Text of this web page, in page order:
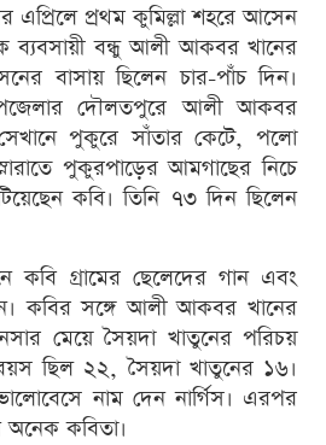
এপ্রিলে প্রথম কুমিল্লা শহরে আসেন
বন্ধু আলী আকবর খানের
বাসায় ছিলেন চার-পাঁচ দিন।
দৌলতপুরে আলী আকবর
পুকুরে সাঁতার কেটে, পলো
পুকুরপাড়ের আমগাছের নিচে
কবি। তিনি ৭৩ দিন ছিলেন
কবি গ্রামের ছেলেদের গান এবং
কবির সঙ্গে আলী আকবর খানের
মেয়ে সৈয়দা খাতুনের পরিচয়
ছিল ২২, সৈয়দা খাতুনের ১৬।
নাম দেন নার্গিস। এরপর
অনেক কবিতা।